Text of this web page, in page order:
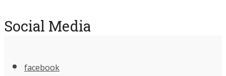
Social Media
facebook